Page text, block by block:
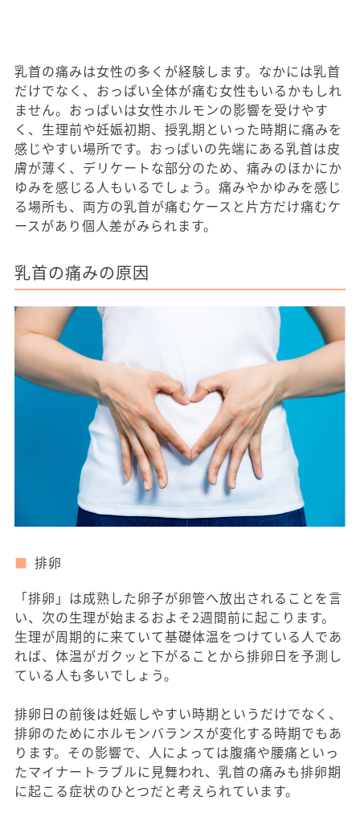
乳首の痛みは女性の多くが経験します。なかには乳首
だけでなく、おっぱい全体が痛む女性もいるかもしれ
ません。おっぱいは女性ホルモンの影響を受けやす
く、生理前や妊娠初期、授乳期といった時期に痛みを
感じやすい場所です。おっぱいの先端にある乳首は皮
膚が薄く、デリケートな部分のため、痛みのほかにか
ゆみを感じる人もいるでしょう。痛みやかゆみを感じ
る場所も、両方の乳首が痛むケースと片方だけ痛むケ
ースがあり個人差がみられます。
乳首の痛みの原因
排卵
「排卵」は成熟した卵子が卵管へ放出されることを言
い、次の生理が始まるおよそ2週間前に起こります。
生理が周期的に来ていて基礎体温をつけている人であ
れば、体温がガクッと下がることから排卵日を予測し
ている人も多いでしょう。
排卵日の前後は妊娠しやすい時期というだけでなく、
排卵のためにホルモンバランスが変化する時期でもあ
ります。その影響で、人によっては腹痛や腰痛といっ
たマイナートラブルに見舞われ、乳首の痛みも排卵期
に起こる症状のひとつだと考えられています。